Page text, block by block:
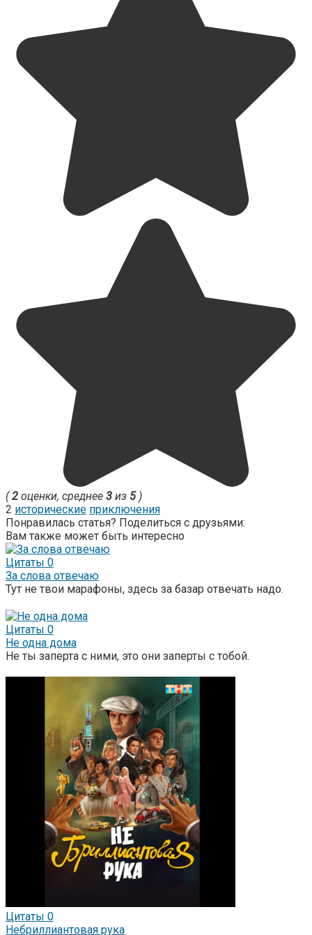
(2 оценки, среднее 3 из 5)
2 исторические приключения
Понравилась статья? Поделиться с друзьями:
Вам также может быть интересно
Цитаты 0
За слова отвечаю
Тут не твои марафоны, здесь за базар отвечать надо.
Цитаты 0
Не одна дома
Не ты заперта с ними, это они заперты с тобой.
Цитаты 0
Небриллиантовая рука